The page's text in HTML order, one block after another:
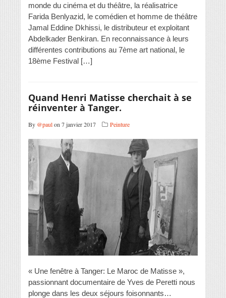
monde du cinéma et du théâtre, la réalisatrice
Farida Benlyazid, le comédien et homme de théâtre
Jamal Eddine Dkhissi, le distributeur et exploitant
Abdelkader Benkiran. En reconnaissance à leurs
différentes contributions au 7ème art national, le
18ème Festival […]
Quand Henri Matisse cherchait à se
réinventer à Tanger.
By @paulon 7 janvier 2017 Peinture
« Une fenêtre à Tanger: Le Maroc de Matisse »,
passionnant documentaire de Yves de Peretti nous
plonge dans les deux séjours foisonnants…